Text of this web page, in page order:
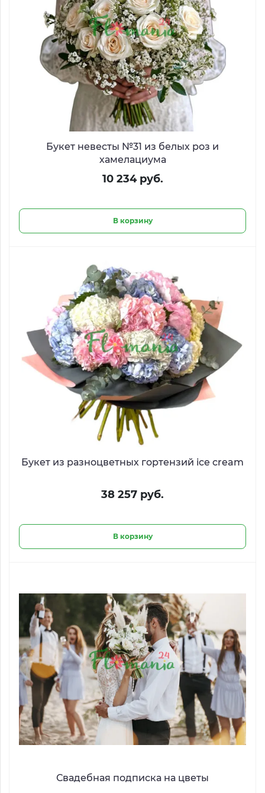
Букет невесты №31 из белых роз и
хамелациума
10 234 руб.
В корзину
Букет из разноцветных гортензий ice cream
38 257 руб.
В корзину
Свадебная подписка на цветы